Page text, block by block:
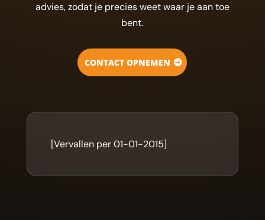
advies, zodat je precies weet waar je aan toe
bent.
CONTACT OPNEMEN
[Vervallen per 01-01-2015]